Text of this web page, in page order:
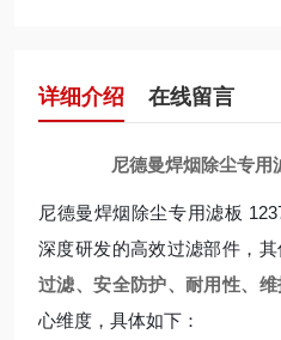
详细介绍 在线留言
尼德曼焊烟除尘专用
尼德曼焊烟除尘专用滤板
深度研发的高效过滤部件，
过滤、安全防护、耐用性、
心维度，具体如下：